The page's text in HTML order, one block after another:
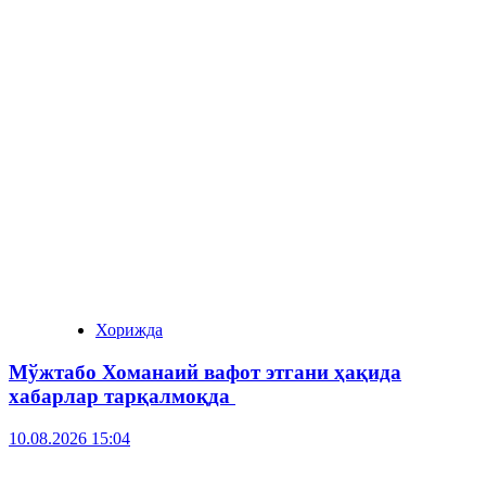
Хорижда
Мўжтабо Хоманаий вафот этгани ҳақида
хабарлар тарқалмоқда
10.08.2026 15:04